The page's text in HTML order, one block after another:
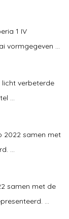
1 IV
vormgegeven ...
licht verbeterde
...
2022 samen met
...
samen met de
...